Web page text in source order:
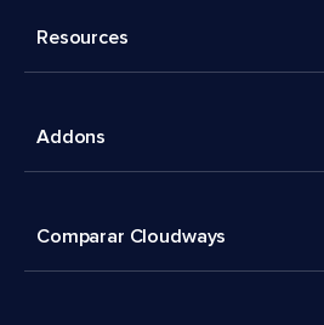
Resources
Addons
Comparar Cloudways